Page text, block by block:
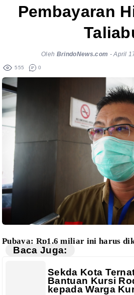
Pembayaran
Oleh BrindoNews.com -April
555 0
Pubaya: Rp1.6 miliar ini harus
Baca Juga:
Sekda Kota
Bantuan Kursi
kepada Warga